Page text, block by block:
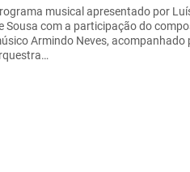
musical apresentado por
Sousa com a participação do
Armindo Neves, acompanhado